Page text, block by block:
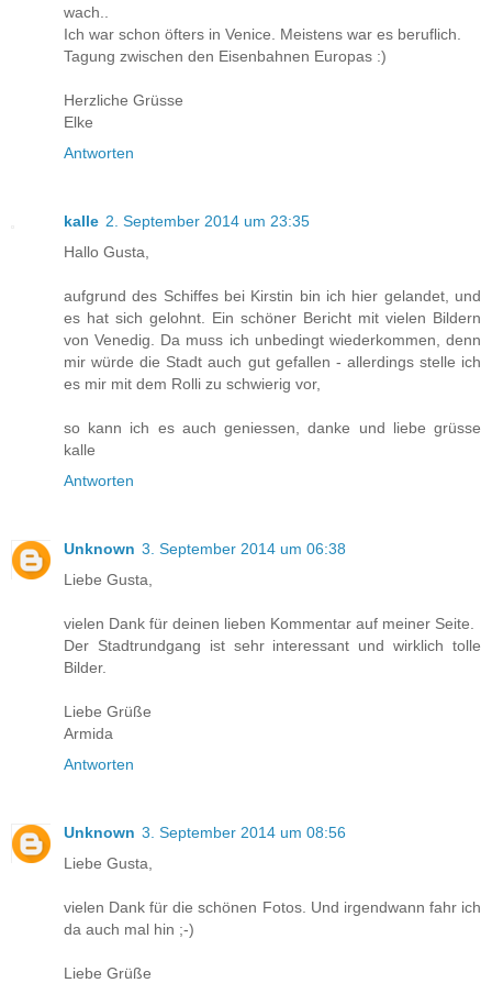
wach..
Ich war schon öfters in Venice. Meistens war es beruflich.
Tagung zwischen den Eisenbahnen Europas :)
Herzliche Grüsse
Elke
Antworten
kalle 2. September 2014 um 23:35
Hallo Gusta,
aufgrund des Schiffes bei Kirstin bin ich hier gelandet, und
es hat sich gelohnt. Ein schöner Bericht mit vielen Bildern
von Venedig. Da muss ich unbedingt wiederkommen, denn
mir würde die Stadt auch gut gefallen - allerdings stelle ich
es mir mit dem Rolli zu schwierig vor,
so kann ich es auch geniessen, danke und liebe grüsse
kalle
Antworten
Unknown 3. September 2014 um 06:38
Liebe Gusta,
vielen Dank für deinen lieben Kommentar auf meiner Seite.
Der Stadtrundgang ist sehr interessant und wirklich tolle
Bilder.
Liebe Grüße
Armida
Antworten
Unknown 3. September 2014 um 08:56
Liebe Gusta,
vielen Dank für die schönen Fotos. Und irgendwann fahr ich
da auch mal hin ;-)
Liebe Grüße